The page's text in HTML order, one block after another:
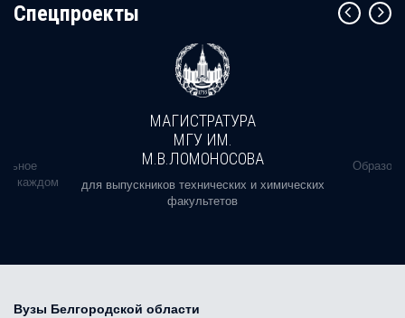
Cпецпроекты
в каждом
МАГИСТРАТУРА
МГУ ИМ.
М.В.ЛОМОНОСОВА
для выпускников технических и химических
факультетов
Вузы Белгородской области